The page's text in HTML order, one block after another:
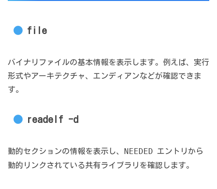
file
バイナリファイルの基本情報を表示します。例えば、実行
形式やアーキテクチャ、エンディアンなどが確認できま
す。
readelf -d
動的セクションの情報を表示し、 NEEDED エントリから
動的リンクされている共有ライブラリを確認します。